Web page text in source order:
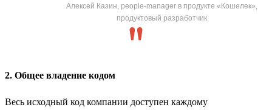
Алексей Казин, people-manager в продукте «Кошелек»,
продуктовый разработчик
2. Общее владение кодом
Весь исходный код компании доступен каждому